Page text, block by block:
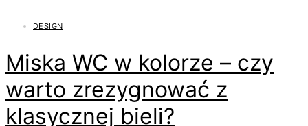
DESIGN
Miska WC w kolorze – czy
warto zrezygnować z
klasycznej bieli?